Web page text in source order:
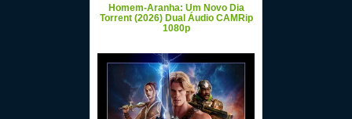
Homem-Aranha: Um Novo Dia
Torrent (2026) Dual Áudio CAMRip
1080p